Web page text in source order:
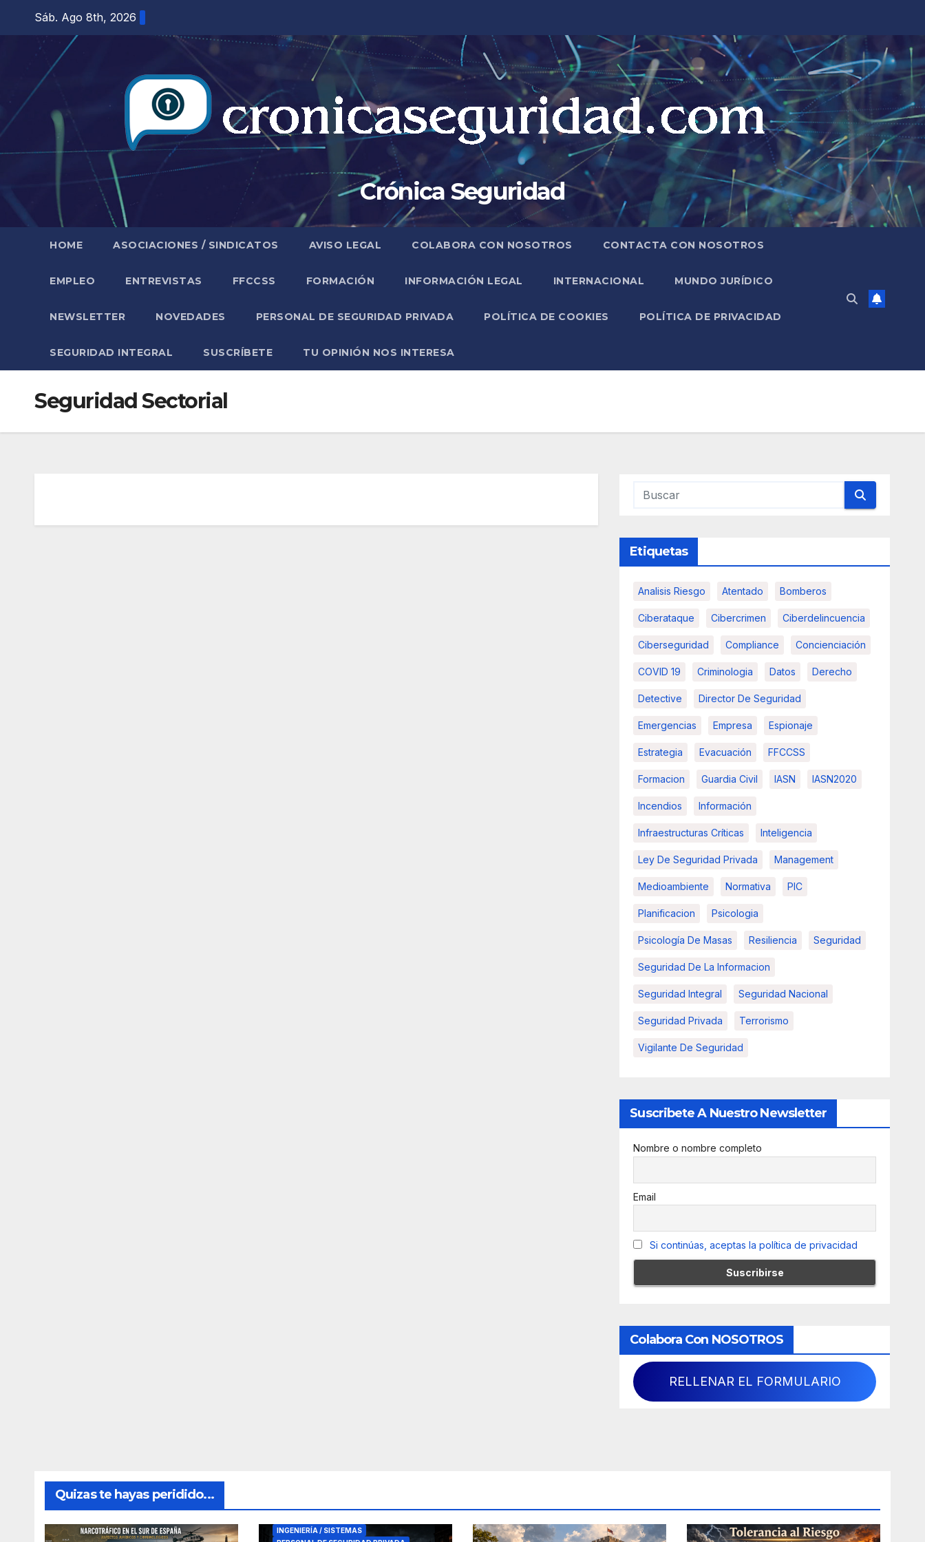
contenido
Sáb. Ago 8th, 2026
Crónica Seguridad
HOME ASOCIACIONES / SINDICATOS AVISO LEGAL COLABORA CON NOSOTROS CONTACTA CON NOSOTROS
EMPLEO ENTREVISTAS FFCCSS FORMACIÓN INFORMACIÓN LEGAL INTERNACIONAL MUNDO JURÍDICO
NEWSLETTER NOVEDADES PERSONAL DE SEGURIDAD PRIVADA POLÍTICA DE COOKIES POLÍTICA DE PRIVACIDAD
SEGURIDAD INTEGRAL SUSCRÍBETE TU OPINIÓN NOS INTERESA
Seguridad Sectorial
Etiquetas
Analisis Riesgo Atentado Bomberos
Ciberataque Cibercrimen Ciberdelincuencia
Ciberseguridad Compliance Concienciación
COVID 19 Criminologia Datos Derecho
Detective Director De Seguridad
Emergencias Empresa Espionaje
Estrategia Evacuación FFCCSS
Formacion Guardia Civil IASN IASN2020
Incendios Información
Infraestructuras Críticas Inteligencia
Ley De Seguridad Privada Management
Medioambiente Normativa PIC
Planificacion Psicologia
Psicología De Masas Resiliencia Seguridad
Seguridad De La Informacion
Seguridad Integral Seguridad Nacional
Seguridad Privada Terrorismo
Vigilante De Seguridad
Suscribete A Nuestro Newsletter
Nombre o nombre completo
Email
Si continúas, aceptas la política de privacidad
Colabora Con NOSOTROS
RELLENAR EL FORMULARIO
Quizas te hayas peridido...
INGENIERÍA / SISTEMAS